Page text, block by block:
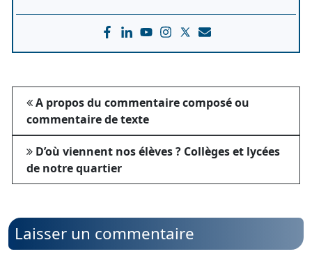
A propos du commentaire composé ou
commentaire de texte
D’où viennent nos élèves ? Collèges et lycées
de notre quartier
Laisser un commentaire